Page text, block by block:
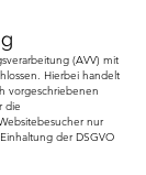
(AVV) mit
Hierbei handelt
vorgeschriebenen
die
nur
der DSGVO